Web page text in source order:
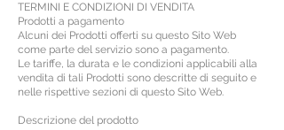
TERMINI E CONDIZIONI DI VENDITA
Prodotti a pagamento
Alcuni dei Prodotti offerti su questo Sito Web
come parte del servizio sono a pagamento.
Le tariffe, la durata e le condizioni applicabili alla
vendita di tali Prodotti sono descritte di seguito e
nelle rispettive sezioni di questo Sito Web.
Descrizione del prodotto